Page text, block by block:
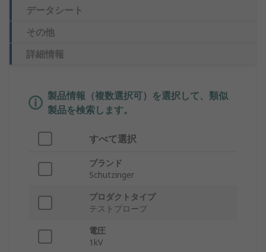
データシート
その他
詳細情報
製品情報（複数選択可）を選択して、類似
製品を検索します。
すべて選択
ブランド
Schutzinger
プロダクトタイプ
テストプローブ
電圧
1kV